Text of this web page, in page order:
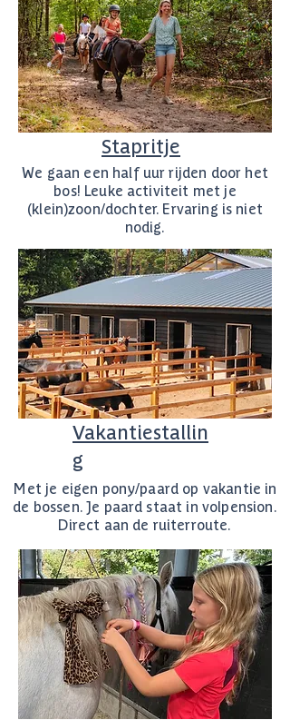
Stapritje
We gaan een half uur rijden door het
bos! Leuke activiteit met je
(klein)zoon/dochter. Ervaring is niet
nodig.
Vakantiestallin
g
Met je eigen pony/paard op vakantie in
de bossen. Je paard staat in volpension.
Direct aan de ruiterroute.